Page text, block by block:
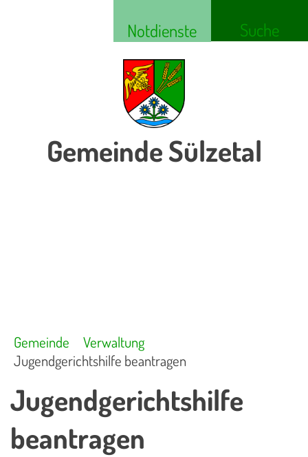
Notdienste Suche
Gemeinde Sülzetal
Gemeinde
Verwaltung
Jugendgerichtshilfe beantragen
Jugendgerichtshilfe
beantragen